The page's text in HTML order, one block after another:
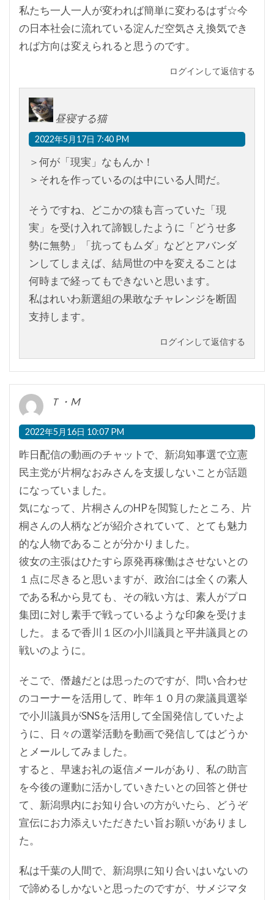
私たち一人一人が変われば簡単に変わるはず☆今
の日本社会に流れている淀んだ空気さえ換気でき
れば方向は変えられると思うのです。
ログインして返信する
昼寝する猫
2022年5月17日 7:40 PM
＞何が「現実」なもんか！
＞それを作っているのは中にいる人間だ。
そうですね、どこかの猿も言っていた「現
実」を受け入れて諦観したように「どうせ多
勢に無勢」「抗ってもムダ」などとアバンダ
ンしてしまえば、結局世の中を変えることは
何時まで経ってもできないと思います。
私はれいわ新選組の果敢なチャレンジを断固
支持します。
ログインして返信する
Ｔ・M
2022年5月16日 10:07 PM
昨日配信の動画のチャットで、新潟知事選で立憲
民主党が片桐なおみさんを支援しないことが話題
になっていました。
気になって、片桐さんのHPを閲覧したところ、片
桐さんの人柄などが紹介されていて、とても魅力
的な人物であることが分かりました。
彼女の主張はひたすら原発再稼働はさせないとの
１点に尽きると思いますが、政治には全くの素人
である私から見ても、その戦い方は、素人がプロ
集団に対し素手で戦っているような印象を受けま
した。まるで香川１区の小川議員と平井議員との
戦いのように。
そこで、僭越だとは思ったのですが、問い合わせ
のコーナーを活用して、昨年１０月の衆議員選挙
で小川議員がSNSを活用して全国発信していたよ
うに、日々の選挙活動を動画で発信してはどうか
とメールしてみました。
すると、早速お礼の返信メールがあり、私の助言
を今後の運動に活かしていきたいとの回答と併せ
て、新潟県内にお知り合いの方がいたら、どうぞ
宣伝にお力添えいただきたい旨お願いがありまし
た。
私は千葉の人間で、新潟県に知り合いはいないの
で諦めるしかないと思ったのですが、サメジマタ